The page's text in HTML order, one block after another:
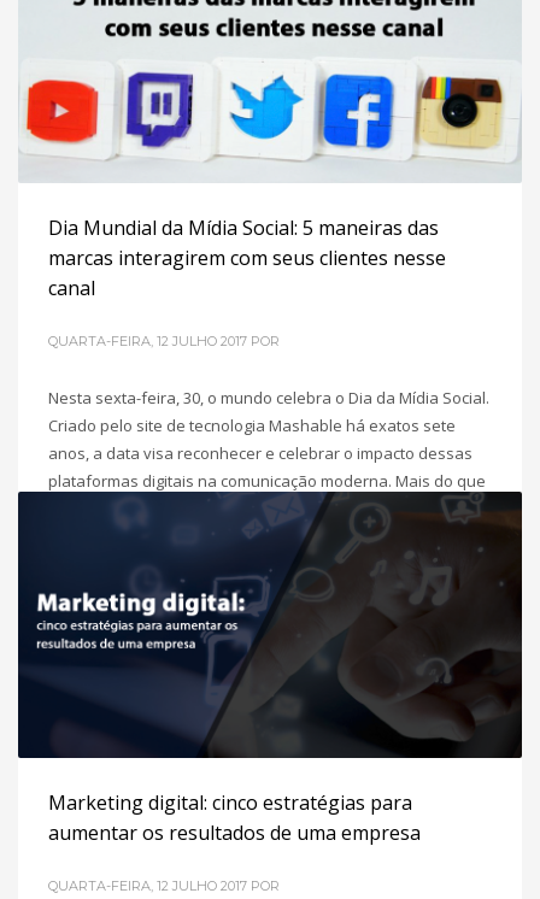
POSTADO EM MARKETING DIGITAL PARA PME´S,SEM CATEGORIA
Dia Mundial da Mídia Social: 5 maneiras das
marcas interagirem com seus clientes nesse
canal
QUARTA-FEIRA, 12 JULHO 2017 POR
Nesta sexta-feira, 30, o mundo celebra o Dia da Mídia Social.
Criado pelo site de tecnologia Mashable há exatos sete
anos, a data visa reconhecer e celebrar o impacto dessas
plataformas digitais na comunicação moderna. Mais do que
estar no centro das relações digitais estabelecidas entre as
pessoas ao redor do mundo, pode-se afirmar que
POSTADO EM INBOUND MARKETING
MARKETING DIGITAL PARA
PME´S
Marketing digital: cinco estratégias para
aumentar os resultados de uma empresa
QUARTA-FEIRA, 12 JULHO 2017 POR